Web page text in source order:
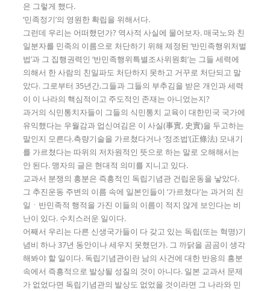
은 그렇게 했다.
‘민족정기’의 영원한 확립을 위해서다.
그런데 우리는 어떠했던가? 역사적 사실에 물어보자. 매국노와 친
일분자를 민족의 이름으로 처단하기 위해 제정된 ‘반민족행위처벌
법’과 그 집행권력인 ‘반민족행위특별조사위원회’는 그들 세력에
의해서 한 사람의 친일파도 처단하지 못하고 거꾸로 처단되고 말
았다. 그로부터 35년간,그들과 그들의 부추김을 받은 개인과 세력
이 이 나라의 핵심적이고 주도적인 존재는 아니었는지?
과거의 식민통치자들이 그들의 식민통치 교육이 대한민국 국가에
유익했다는 우월감과 업신여김은 이 사실(事實, 史實)을 두고하는
말인지 모른다.측량기술을 가르쳤다거나 ‘정조법’(正條法) 모내기
를 가르쳤다는 따위의 저차원적인 뜻으로 하는 말로 오해해서는
안 된다. 맹자의 글은 현대적 의미를 지니고 있다.
교과서 분쟁의 흥분은 즉흥적인 독립기념관 건립운동을 낳았다.
그 추진운동 주변의 이름 속에 일본인들이 ‘가르쳤다’는 과거의 친
일ㆍ반민족적 행적을 가진 이들의 이름이 적지 않게 보인다는 비
난이 있다. 수치스러운 일이다.
어째서 우리는 다른 신생국가들이 다 갖고 있는 독립(또는 혁명)기
념비 하나 37년 동안이나 세우지 못했던가. 그 까닭을 곰곰이 생각
해봐야 할 일이다. 독립기념관이란 남의 사건에 대한 반응의 흥분
속에서 즉흥적으로 발상될 성질의 것이 아니다. 일본 교과서 문제
가 없었다면 독립기념관의 발상도 없었을 것이라면 그 나라와 민